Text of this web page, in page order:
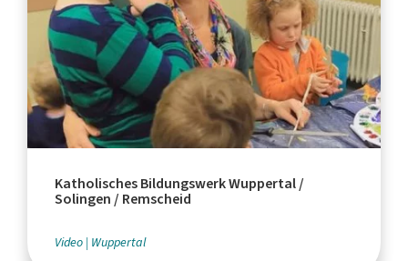
Katholisches Bildungswerk Wuppertal /
Solingen / Remscheid
Video Wuppertal